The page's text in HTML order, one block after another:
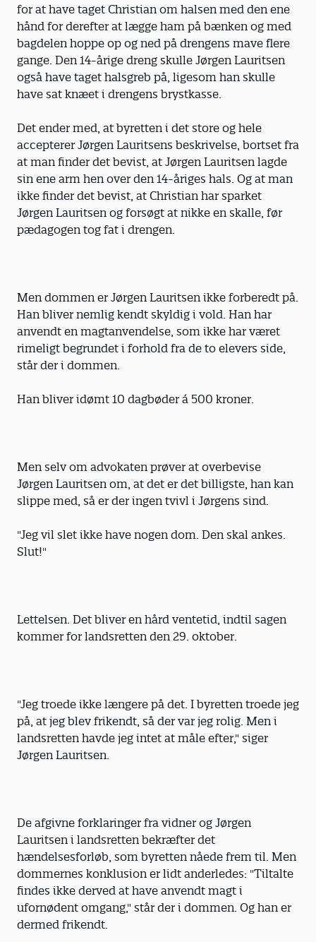
for at have taget Christian om halsen med den ene
hånd for derefter at lægge ham på bænken og med
bagdelen hoppe op og ned på drengens mave flere
gange. Den 14-årige dreng skulle Jørgen Lauritsen
også have taget halsgreb på, ligesom han skulle
have sat knæet i drengens brystkasse.
Det ender med, at byretten i det store og hele
accepterer Jørgen Lauritsens beskrivelse, bortset fra
at man finder det bevist, at Jørgen Lauritsen lagde
sin ene arm hen over den 14-åriges hals. Og at man
ikke finder det bevist, at Christian har sparket
Jørgen Lauritsen og forsøgt at nikke en skalle, før
pædagogen tog fat i drengen.
Men dommen er Jørgen Lauritsen ikke forberedt på.
Han bliver nemlig kendt skyldig i vold. Han har
anvendt en magtanvendelse, som ikke har været
rimeligt begrundet i forhold fra de to elevers side,
står der i dommen.
Han bliver idømt 10 dagbøder á 500 kroner.
Men selv om advokaten prøver at overbevise
Jørgen Lauritsen om, at det er det billigste, han kan
slippe med, så er der ingen tvivl i Jørgens sind.
"Jeg vil slet ikke have nogen dom. Den skal ankes.
Slut!"
Lettelsen. Det bliver en hård ventetid, indtil sagen
kommer for landsretten den 29. oktober.
"Jeg troede ikke længere på det. I byretten troede jeg
på, at jeg blev frikendt, så der var jeg rolig. Men i
landsretten havde jeg intet at måle efter," siger
Jørgen Lauritsen.
De afgivne forklaringer fra vidner og Jørgen
Lauritsen i landsretten bekræfter det
hændelsesforløb, som byretten nåede frem til. Men
dommernes konklusion er lidt anderledes: "Tiltalte
findes ikke derved at have anvendt magt i
ufornødent omgang," står der i dommen. Og han er
dermed frikendt.